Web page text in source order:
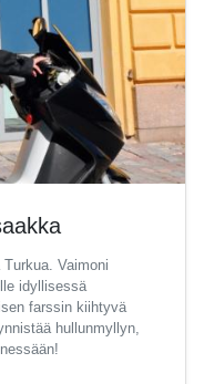
Vaimoni
idyllisessä
farssin kiihtyvä
hullunmyllyn,